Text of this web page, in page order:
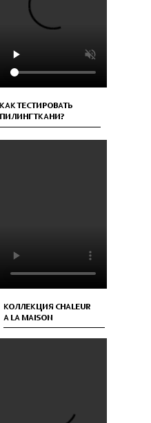
КАК ТЕСТИРОВАТЬ
ПИЛИНГ ТКАНИ?
КОЛЛЕКЦИЯ CHALEUR
A LA MAISON